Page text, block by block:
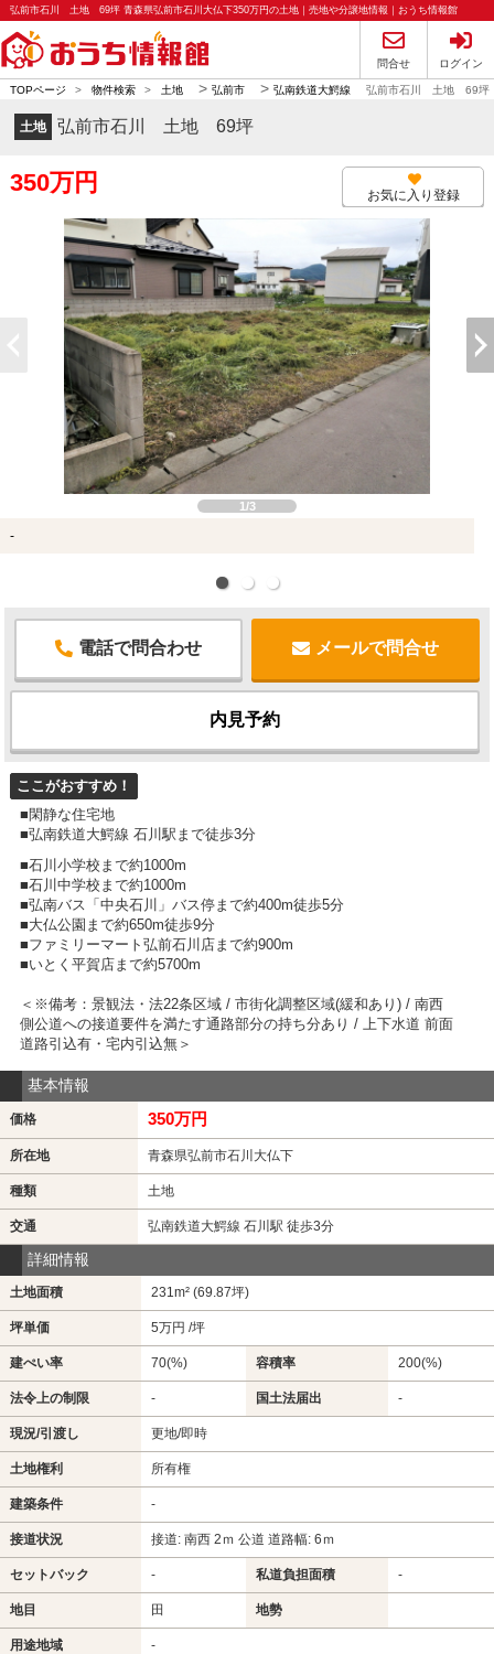
弘前市石川 土地 69坪 青森県弘前市石川大仏下350万円の土地｜売地や分譲地情報｜おうち情報館
問合せ ログイン
TOPページ > 物件検索 > 土地 > 弘前市 > 弘南鉄道大鰐線 弘前市石川 土地 69坪
土地 弘前市石川 土地 69坪
350万円 お気に入り登録
1/3
-
電話で問合わせ メールで問合せ
内見予約
ここがおすすめ！
■閑静な住宅地
■弘南鉄道大鰐線 石川駅まで徒歩3分
■石川小学校まで約1000m
■石川中学校まで約1000m
■弘南バス「中央石川」バス停まで約400m徒歩5分
■大仏公園まで約650m徒歩9分
■ファミリーマート弘前石川店まで約900m
■いとく平賀店まで約5700m
＜※備考：景観法・法22条区域 / 市街化調整区域(緩和あり) / 南西
側公道への接道要件を満たす通路部分の持ち分あり / 上下水道 前面
道路引込有・宅内引込無＞
基本情報
価格 350万円
所在地 青森県弘前市石川大仏下
種類 土地
交通 弘南鉄道大鰐線 石川駅 徒歩3分
詳細情報
土地面積 231m² (69.87坪)
坪単価 5万円 /坪
建ぺい率 70(%) 容積率 200(%)
法令上の制限 - 国土法届出 -
現況/引渡し 更地/即時
土地権利 所有権
建築条件 -
接道状況 接道: 南西 2ｍ 公道 道路幅: 6ｍ
セットバック - 私道負担面積 -
地目 田 地勢
用途地域 -